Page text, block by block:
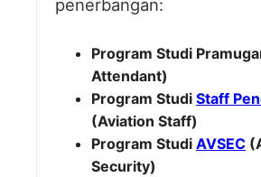
penerbangan:
Program Studi
Attendant)
Program Studi Staff
(Aviation Staff)
Program Studi AVSEC
Security)